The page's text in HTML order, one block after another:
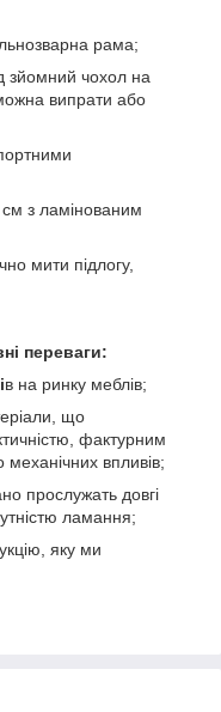
рама;
зйомний чохол на
випрати або
з ламінованим
мити підлогу,
переваги:
в на ринку меблів;
що
фактурним
механічних впливів;
прослужать довгі
ламання;
яку ми